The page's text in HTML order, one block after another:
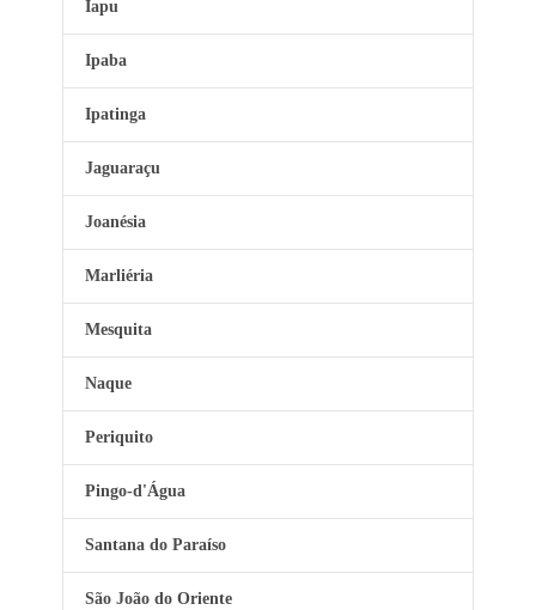
Iapu
Ipaba
Ipatinga
Jaguaraçu
Joanésia
Marliéria
Mesquita
Naque
Periquito
Pingo-d'Água
Santana do Paraíso
São João do Oriente